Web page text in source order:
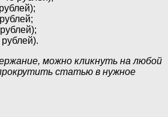
можно кликнуть на любой
статью в нужное